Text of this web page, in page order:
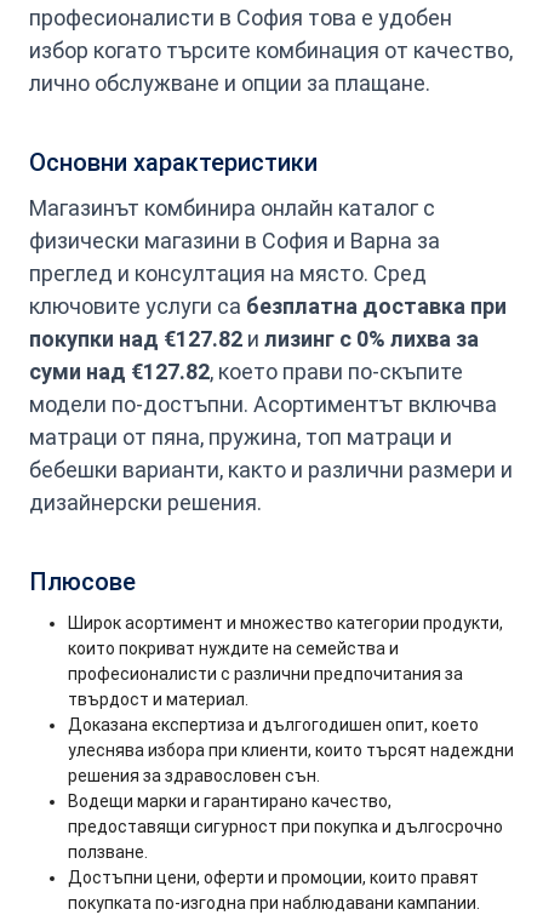
професионалисти в София това е удобен
избор когато търсите комбинация от качество,
лично обслужване и опции за плащане.
Основни характеристики
Магазинът комбинира онлайн каталог с
физически магазини в София и Варна за
преглед и консултация на място. Сред
ключовите услуги са безплатна доставка при
покупки над €127.82 и лизинг с 0% лихва за
суми над €127.82, което прави по-скъпите
модели по-достъпни. Асортиментът включва
матраци от пяна, пружина, топ матраци и
бебешки варианти, както и различни размери и
дизайнерски решения.
Плюсове
Широк асортимент и множество категории продукти,
които покриват нуждите на семейства и
професионалисти с различни предпочитания за
твърдост и материал.
Доказана експертиза и дългогодишен опит, което
улеснява избора при клиенти, които търсят надеждни
решения за здравословен сън.
Водещи марки и гарантирано качество,
предоставящи сигурност при покупка и дългосрочно
ползване.
Достъпни цени, оферти и промоции, които правят
покупката по-изгодна при наблюдавани кампании.